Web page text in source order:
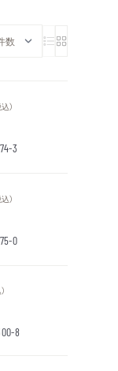
）
3
）
0
8